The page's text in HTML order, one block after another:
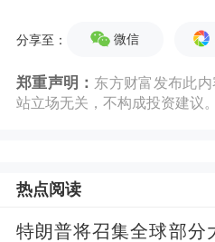
分享至： 微信
郑重声明： 东方财富发布此
站立场无关，不构成投资建议
热点阅读
特朗普将召集全球部分